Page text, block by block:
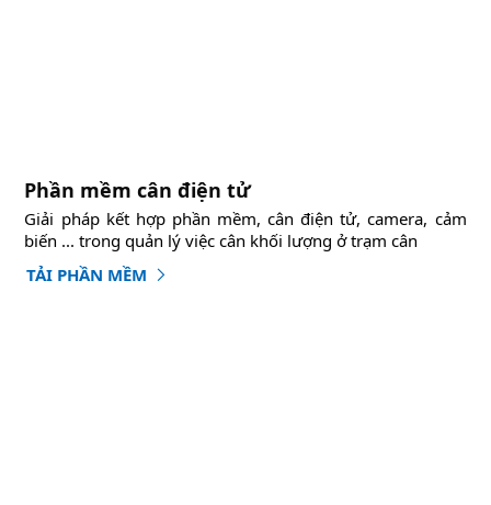
Phần mềm cân điện tử
Giải pháp kết hợp phần mềm, cân điện tử, camera, cảm
biến ... trong quản lý việc cân khối lượng ở trạm cân
TẢI PHẦN MỀM